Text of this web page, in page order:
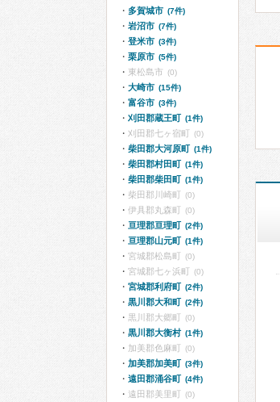
多賀城市 (7件)
岩沼市 (7件)
登米市 (3件)
栗原市 (5件)
東松島市 (0)
大崎市 (15件)
富谷市 (3件)
刈田郡蔵王町 (1件)
刈田郡七ヶ宿町 (0)
柴田郡大河原町 (1件)
柴田郡村田町 (1件)
柴田郡柴田町 (1件)
柴田郡川崎町 (0)
伊具郡丸森町 (0)
亘理郡亘理町 (2件)
亘理郡山元町 (1件)
宮城郡松島町 (0)
宮城郡七ヶ浜町 (0)
宮城郡利府町 (2件)
黒川郡大和町 (2件)
黒川郡大郷町 (0)
黒川郡大衡村 (1件)
加美郡色麻町 (0)
加美郡加美町 (3件)
遠田郡涌谷町 (4件)
遠田郡美里町 (0)